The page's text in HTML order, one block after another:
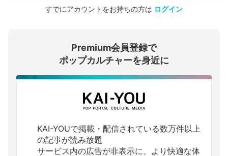
会員登録する
ログインする
すでにアカウントをお持ちの方は ログイン
Premium会員登録で
ポップカルチャーを身近に
KAI-YOUで掲載・配信されている数万件以上
の記事が読み放題
サービス内の広告が非表示に、より快適な体